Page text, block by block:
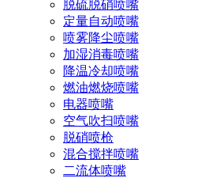
脱硫脱硝喷嘴
定量自动喷嘴
喷雾降尘喷嘴
加湿消毒喷嘴
降温冷却喷嘴
燃油燃烧喷嘴
电器喷嘴
空气吹扫喷嘴
脱硝喷枪
混合搅拌喷嘴
二流体喷嘴